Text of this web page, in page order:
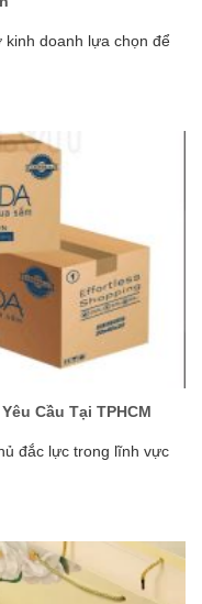
kinh doanh lựa chọn để
Cầu Tại TPHCM
đắc lực trong lĩnh vực